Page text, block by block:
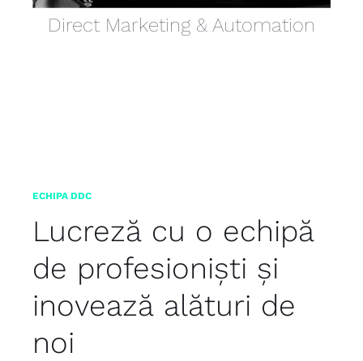
Direct Marketing & Automation
ECHIPA DDC
Lucreză cu o echipă
de profesioniști și
inovează alături de
noi